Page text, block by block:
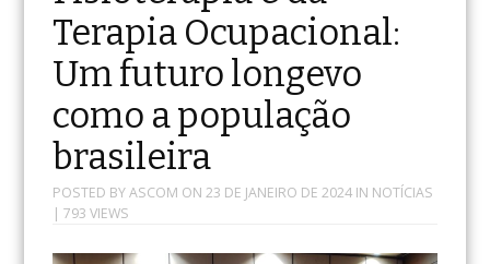
Terapia Ocupacional:
Um futuro longevo
como a população
brasileira
POSTED BYASCOM ON 23 DE JANEIRO DE 2024IN NOTÍCIAS
| 793 VIEWS